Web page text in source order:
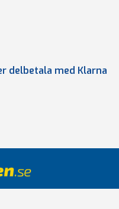
delbetala med Klarna